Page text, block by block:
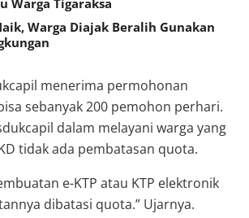
Warga Tigaraksa
Warga Diajak Beralih Gunakan
menerima permohonan
sebanyak 200 pemohon perhari.
dalam melayani warga yang
tidak ada pembatasan quota.
e-KTP atau KTP elektronik
dibatasi quota.” Ujarnya.